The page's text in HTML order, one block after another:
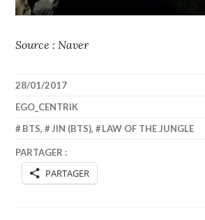
Source : Naver
28/01/2017
EGO_CENTRIK
BTS, JIN (BTS), LAW OF THE JUNGLE
PARTAGER :
PARTAGER